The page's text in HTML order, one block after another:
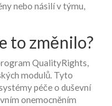
nebo násilí v týmu,
to změnilo?
QualityRights,
modulů. Tyto
péče o duševní
onemocněním